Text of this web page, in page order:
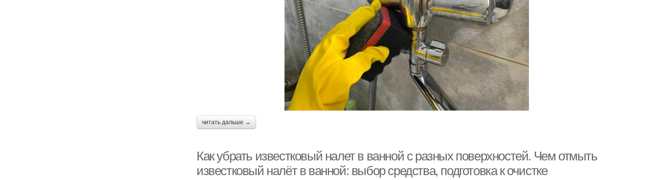
читать дальше →
Как убрать известковый налет в ванной с разных поверхностей. Чем отмыть
известковый налёт в ванной: выбор средства, подготовка к очистке